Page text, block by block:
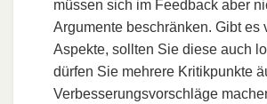
müssen sich im Feedback aber
Argumente beschränken. Gibt es
Aspekte, sollten Sie diese auch
dürfen Sie mehrere Kritikpunkte
Verbesserungsvorschläge